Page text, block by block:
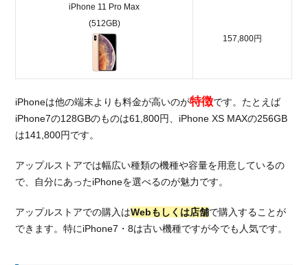
iPhone 11 Pro Max
(512GB)
157,800円
iPhoneは他の端末よりも料金が高いのが特徴です。たとえば
iPhone7の128GBのものは61,800円、iPhone XS MAXの256GB
は141,800円です。
アップルストアでは幅広い種類の機種や容量を用意しているの
で、自分にあったiPhoneを選べるのが魅力です。
アップルストアでの購入はWebもしくは店舗で購入することが
できます。特にiPhone7・8は古い機種ですが今でも人気です。